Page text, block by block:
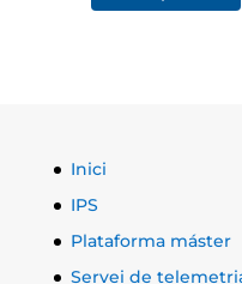
Inici
IPS
Plataforma máster
Servei de